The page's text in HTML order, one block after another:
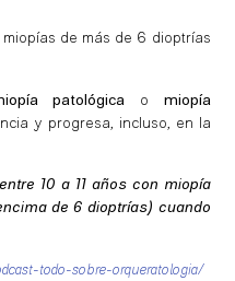
de más de 6 dioptrías
patológicao miopía
y progresa, incluso, en la
10 a 11 años con miopía
de 6 dioptrías) cuando
todo-sobre-orqueratologia/